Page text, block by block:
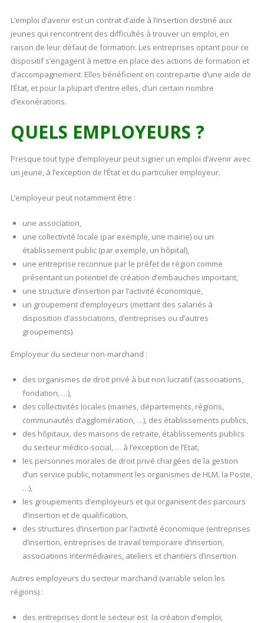
L’emploi d’avenir est un contrat d’aide à l’insertion destiné aux
jeunes qui rencontrent des difficultés à trouver un emploi, en
raison de leur défaut de formation. Les entreprises optant pour ce
dispositif s’engagent à mettre en place des actions de formation et
d’accompagnement. Elles bénéficient en contrepartie d’une aide de
l’État, et pour la plupart d’entre elles, d’un certain nombre
d’exonérations.
QUELS EMPLOYEURS ?
Presque tout type d’employeur peut signer un emploi d’avenir avec
un jeune, à l’exception de l’État et du particulier employeur.
L’employeur peut notamment être :
une association,
une collectivité locale (par exemple, une mairie) ou un
établissement public (par exemple, un hôpital),
une entreprise reconnue par le préfet de région comme
présentant un potentiel de création d’embauches important,
une structure d’insertion par l’activité économique,
un groupement d’employeurs (mettant des salariés à
disposition d’associations, d’entreprises ou d’autres
groupements).
Employeur du secteur non-marchand :
des organismes de droit privé à but non lucratif (associations,
fondation, …),
des collectivités locales (mairies, départements, régions,
communautés d’agglomération, …), des établissements publics,
des hôpitaux, des maisons de retraite, établissements publics
du secteur médico-social, … à l’exception de l’Etat,
les personnes morales de droit privé chargées de la gestion
d’un service public, notamment les organismes de HLM, la Poste,
…),
les groupements d’employeurs et qui organisent des parcours
d’insertion et de qualification,
des structures d’insertion par l’activité économique (entreprises
d’insertion, entreprises de travail temporaire d’insertion,
associations intermédiaires, ateliers et chantiers d’insertion.
Autres employeurs du secteur marchand (variable selon les
régions) :
des entreprises dont le secteur est la création d’emploi,